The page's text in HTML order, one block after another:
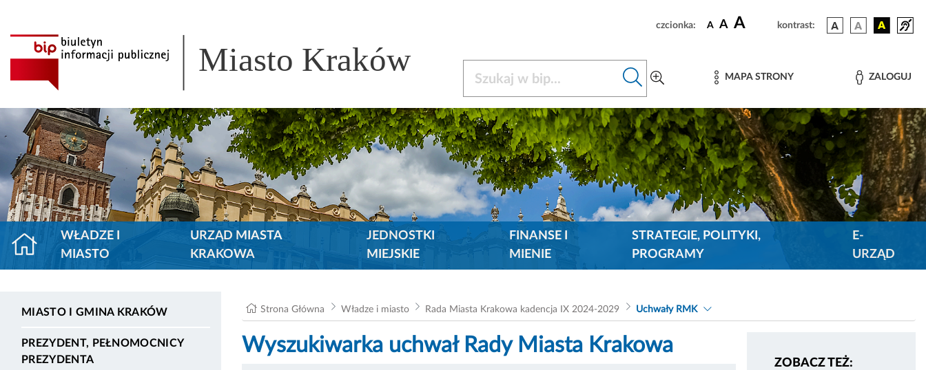
czcionka: A A A kontrast:
Miasto Kraków MAPA STRONY ZALOGUJ
WŁADZE I
MIASTO
URZĄD MIASTA
KRAKOWA
JEDNOSTKI
MIEJSKIE
FINANSE I
MIENIE
STRATEGIE, POLITYKI,
PROGRAMY
E-
URZĄD
MIASTO I GMINA KRAKÓW
PREZYDENT, PEŁNOMOCNICY
PREZYDENTA
Strona Główna Władze i miasto Rada Miasta Krakowa kadencja IX 2024-2029 Uchwały RMK
ZOBACZ TEŻ:
Wyszukiwarka uchwał Rady Miasta Krakowa